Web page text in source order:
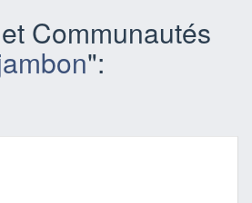
Communautés
":